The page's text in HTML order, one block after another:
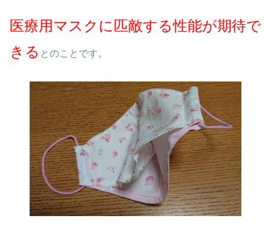
医療用マスクに匹敵する性能が期待で
きる とのことです。